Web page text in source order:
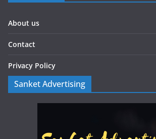
About us
Contact
Privacy Policy
Sanket Advertising